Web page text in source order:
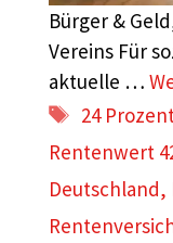
Bürger &
Vereins Für
aktuelle …
24
Rentenwert
Deutschland,